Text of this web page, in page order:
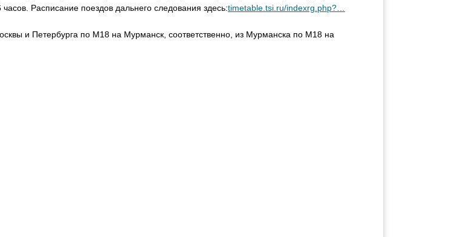
Расписание поездов дальнего следования здесь:timetable.tsi.ru/indexrg.php?…
и Петербурга по М18 на Мурманск, соответственно, из Мурманска по М18 на